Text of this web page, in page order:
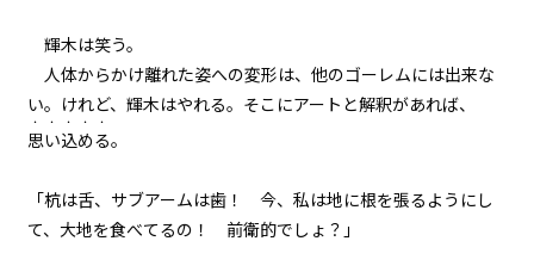
ギルド委員会（１）
一章
輝木は笑う。
人体からかけ離れた姿への変形は、他のゴーレムには出来な
い。けれど、輝木はやれる。そこにアートと解釈があれば、
思い込める
・・・・・
。
「杭は舌、サブアームは歯！ 今、私は地に根を張るようにし
て、大地を食べてるの！ 前衛的でしょ？」